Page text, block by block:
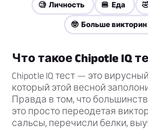
🧐 Личность 🍔 Еда
🤓 Больше викторин
Что такое Chipotle IQ
Chipotle IQ тест — это
который этой весной
Правда в том, что
это просто переодетая
сальсы, перечисли белки,